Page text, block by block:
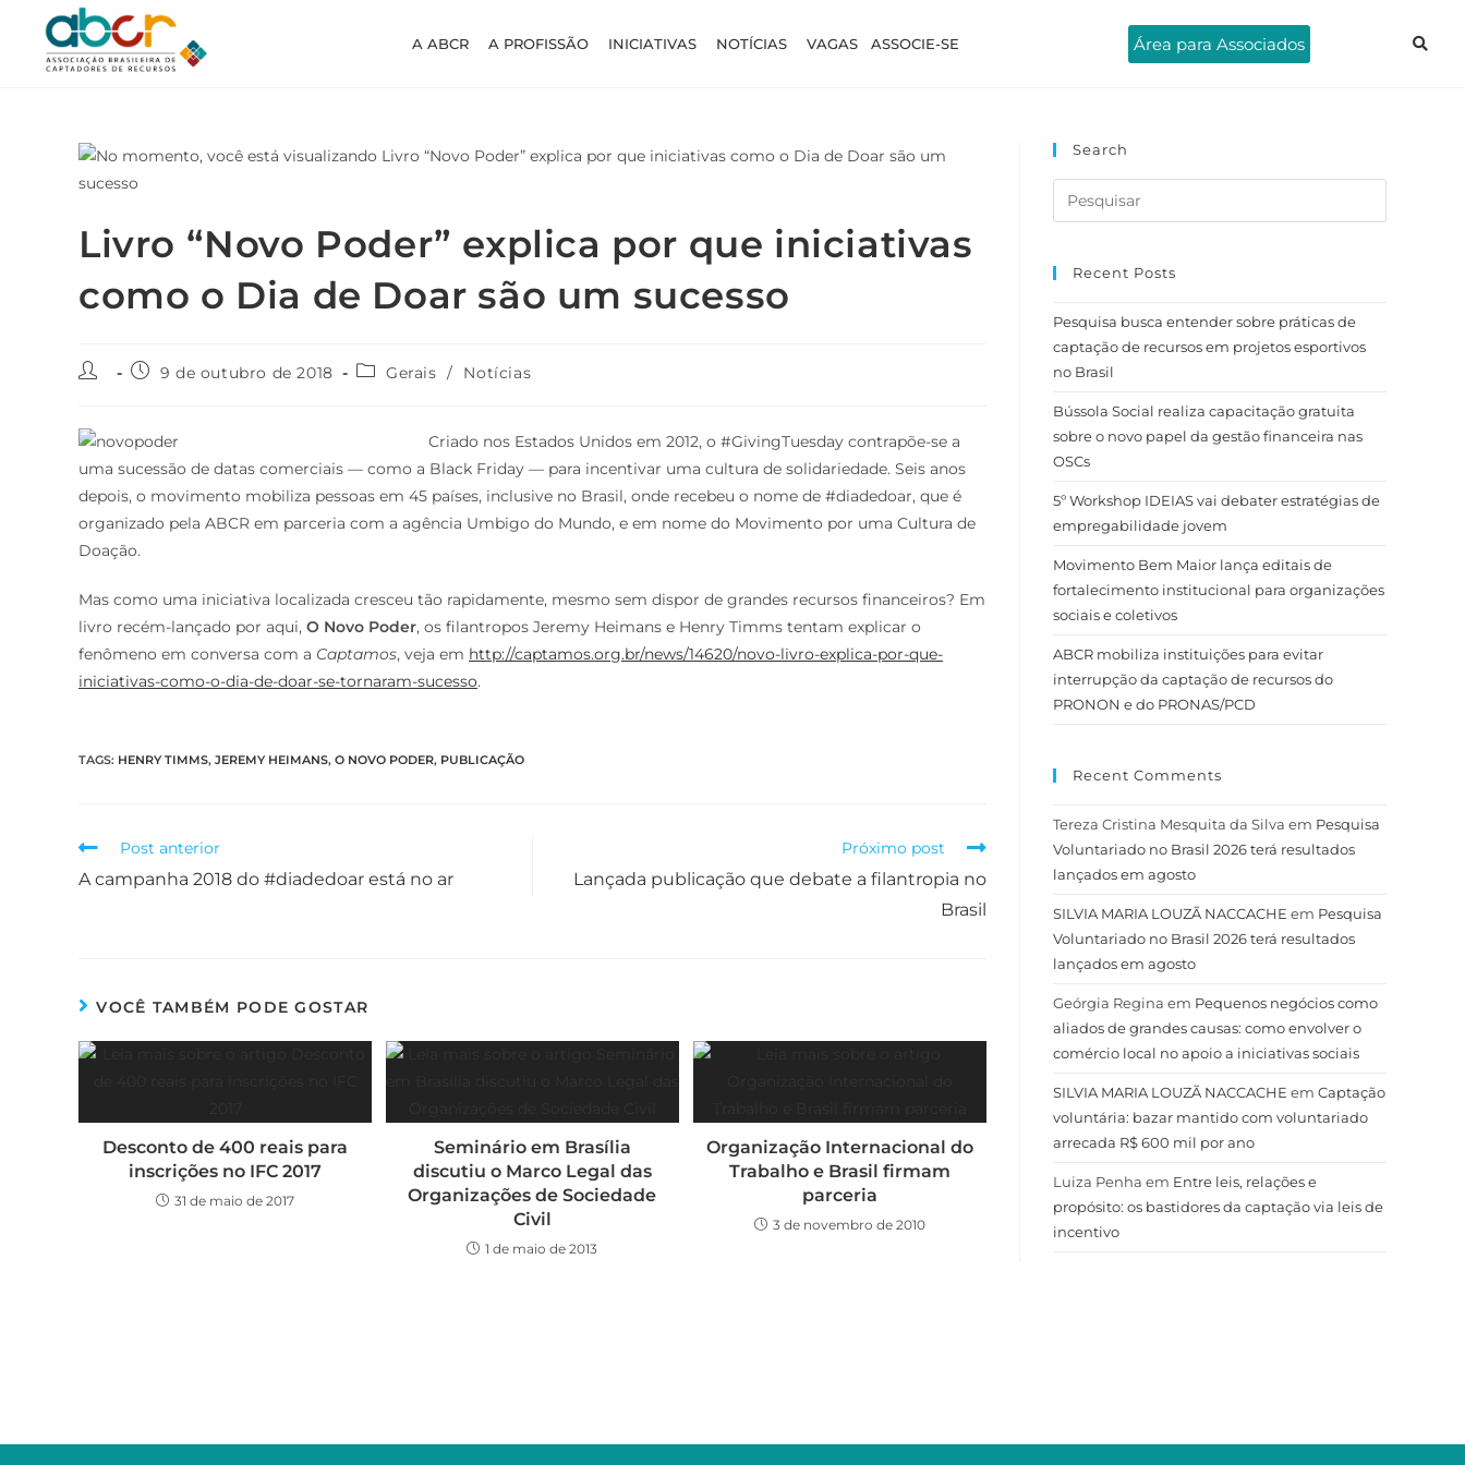
A ABCR A PROFISSÃO INICIATIVAS NOTÍCIAS VAGAS ASSOCIE-SE Área para Associados
Livro “Novo Poder” explica por que iniciativas
como o Dia de Doar são um sucesso
9 de outubro de 2018 Gerais / Notícias
Criado nos Estados Unidos em 2012, o #GivingTuesday contrapõe-se a
uma sucessão de datas comerciais — como a Black Friday — para incentivar uma cultura de solidariedade. Seis anos
depois, o movimento mobiliza pessoas em 45 países, inclusive no Brasil, onde recebeu o nome de #diadedoar, que é
organizado pela ABCR em parceria com a agência Umbigo do Mundo, e em nome do Movimento por uma Cultura de
Doação.
Mas como uma iniciativa localizada cresceu tão rapidamente, mesmo sem dispor de grandes recursos financeiros? Em
livro recém-lançado por aqui, O Novo Poder, os filantropos Jeremy Heimans e Henry Timms tentam explicar o
fenômeno em conversa com a Captamos, veja em http://captamos.org.br/news/14620/novo-livro-explica-por-que-
iniciativas-como-o-dia-de-doar-se-tornaram-sucesso.
TAGS: HENRY TIMMS, JEREMY HEIMANS, O NOVO PODER, PUBLICAÇÃO
Post anterior
A campanha 2018 do #diadedoar está no ar
Próximo post
Lançada publicação que debate a filantropia no
Brasil
VOCÊ TAMBÉM PODE GOSTAR
Desconto de 400 reais para
inscrições no IFC 2017
31 de maio de 2017
Seminário em Brasília
discutiu o Marco Legal das
Organizações de Sociedade
Civil
1 de maio de 2013
Organização Internacional do
Trabalho e Brasil firmam
parceria
3 de novembro de 2010
Search
Recent Posts
Pesquisa busca entender sobre práticas de
captação de recursos em projetos esportivos
no Brasil
Bússola Social realiza capacitação gratuita
sobre o novo papel da gestão financeira nas
OSCs
5º Workshop IDEIAS vai debater estratégias de
empregabilidade jovem
Movimento Bem Maior lança editais de
fortalecimento institucional para organizações
sociais e coletivos
ABCR mobiliza instituições para evitar
interrupção da captação de recursos do
PRONON e do PRONAS/PCD
Recent Comments
Tereza Cristina Mesquita da Silva em Pesquisa
Voluntariado no Brasil 2026 terá resultados
lançados em agosto
SILVIA MARIA LOUZÃ NACCACHE em Pesquisa
Voluntariado no Brasil 2026 terá resultados
lançados em agosto
Geórgia Regina em Pequenos negócios como
aliados de grandes causas: como envolver o
comércio local no apoio a iniciativas sociais
SILVIA MARIA LOUZÃ NACCACHE em Captação
voluntária: bazar mantido com voluntariado
arrecada R$ 600 mil por ano
Luiza Penha em Entre leis, relações e
propósito: os bastidores da captação via leis de
incentivo